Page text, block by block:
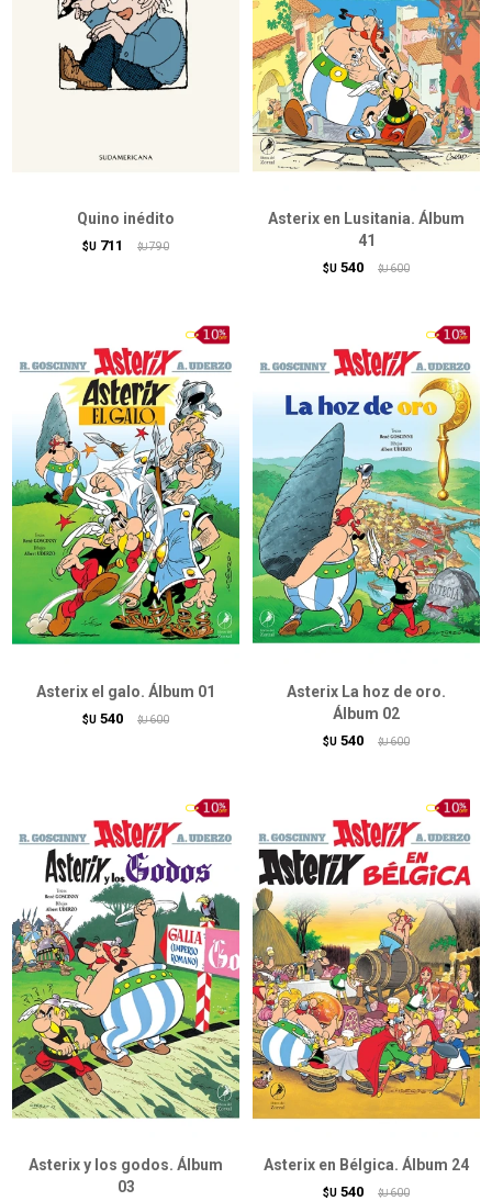
Quino inédito
$U 711 $U 790
Asterix en Lusitania. Álbum
41
$U 540 $U 600
Asterix el galo. Álbum 01
$U 540 $U 600
Asterix La hoz de oro.
Álbum 02
$U 540 $U 600
Asterix y los godos. Álbum
03
Asterix en Bélgica. Álbum 24
$U 540 $U 600